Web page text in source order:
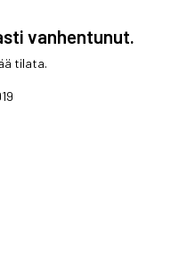
vanhentunut.
tilata.